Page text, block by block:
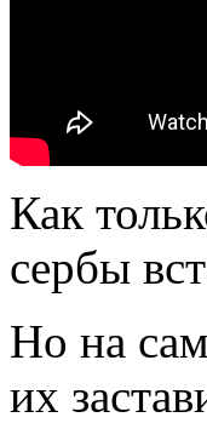
Как
сербы
Но на
их